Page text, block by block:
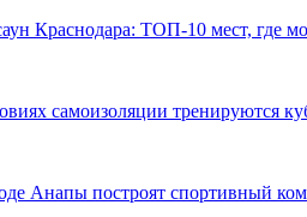
Краснодара: ТОП-10 мест, где
самоизоляции тренируются
Анапы построят спортивный